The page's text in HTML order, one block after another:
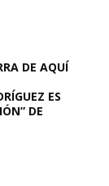
DE AQUÍ
ES
DE